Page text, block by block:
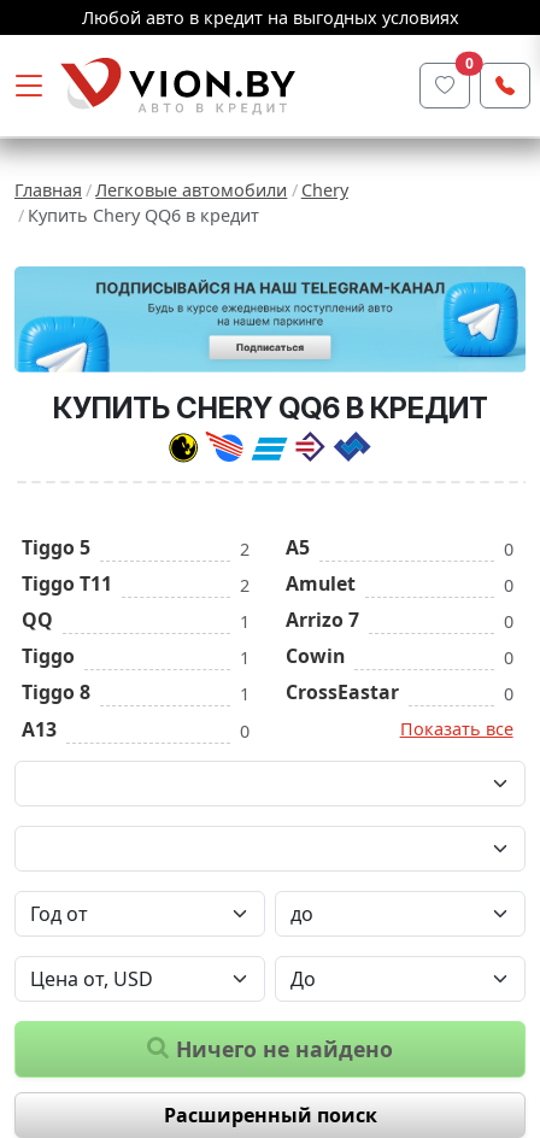
Любой авто в кредит на выгодных условиях
0
Главная Легковые автомобили
Chery
Купить Chery QQ6 в кредит
КУПИТЬ CHERY QQ6 В КРЕДИТ
Tiggo 5 2
Tiggo T11 2
QQ 1
Tiggo 1
Tiggo 8 1
A13 0
A5 0
Amulet 0
Arrizo 7 0
Cowin 0
CrossEastar
0
Показать все
Ничего не найдено
Расширенный поиск